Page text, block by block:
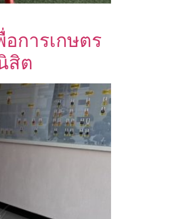
การเกษตร
สิต